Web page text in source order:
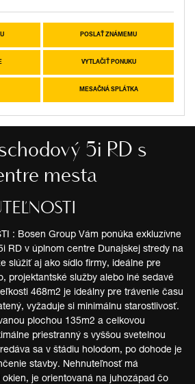
POSLAŤ ZNÁMEMU
VYTLAČIŤ PONUKU
MESAČNÁ SPLÁTKA
5i RD s
mesta
: Bosen Group Vám ponúka exkluzívne
RD v úplnom centre Dunajskej stredy na
slúžiť aj ako sídlo firmy, ideálne pre
projektantské služby alebo iné sedavé
468m2 je ideálny pre trávenie času
vyžaduje si minimálnu starostlivosť.
plochou 135m2 a celkovou
priestranný s vyššou svetelnou
sa v štádiu holodom, po dohode je
stavby. Nehnuteľnosť má
je orientovaná na juhozápad čo